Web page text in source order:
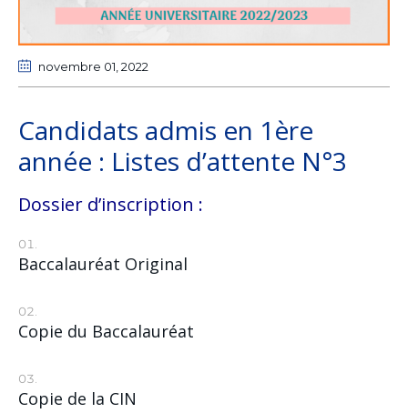
novembre 01 , 2022
Candidats admis en 1ère
année : Listes d’attente N°3
Dossier d’inscription :
Baccalauréat Original
Copie du Baccalauréat
Copie de la CIN